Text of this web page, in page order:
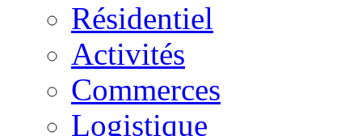
Résidentiel
Activités
Commerces
Logistique